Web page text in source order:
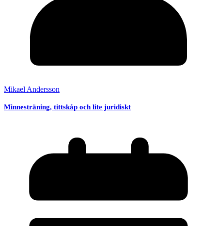
Mikael Andersson
Minnesträning, tittskåp och lite juridiskt